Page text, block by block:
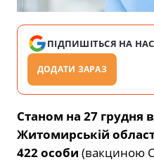
ПІДПИШІТЬСЯ НА НАС
ДОДАТИ ЗАРАЗ
Станом на 27 грудня
Житомирській
422особи (вакциною